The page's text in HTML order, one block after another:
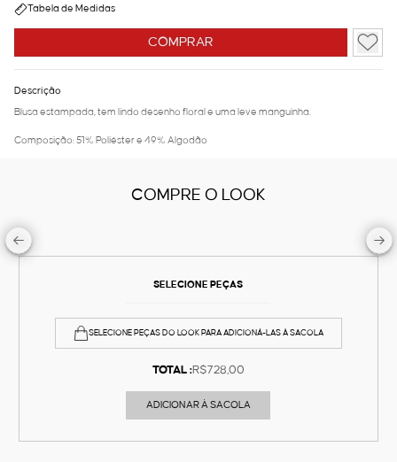
COMPRAR
Tabela de Medidas
Descrição
Blusa estampada, tem lindo desenho floral e uma leve manguinha.
Composição: 51% Poliéster e 49% Algodão
COMPRE O LOOK
SELECIONE PEÇAS
SELECIONE PEÇAS DO LOOK PARA ADICIONÁ-LAS À SACOLA
TOTAL :R$728,00
ADICIONAR À SACOLA